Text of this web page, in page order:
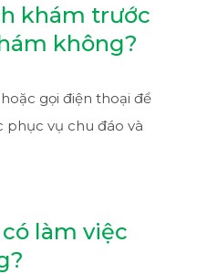
khám trước
không?
gọi điện thoại để
vụ chu đáo và
làm việc